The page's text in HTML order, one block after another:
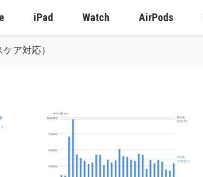
iPad Watch AirPods
ア対応）